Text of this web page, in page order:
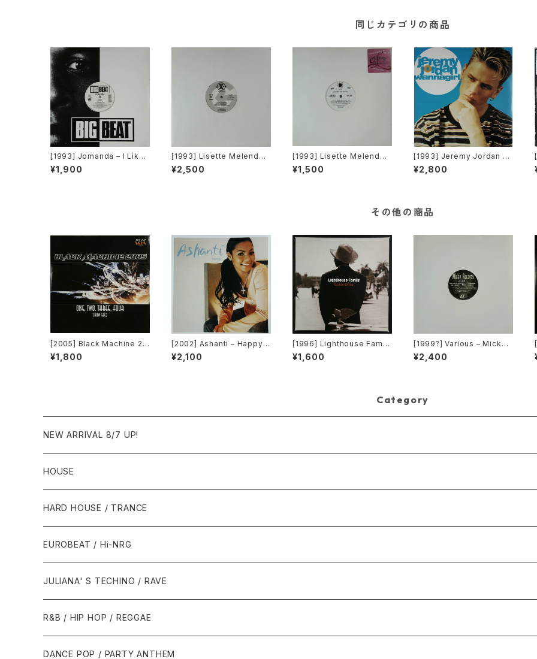
同じカテゴリの商品
[1993] Jomanda – I Like I
t [Big Beat]
¥1,900
[1993] Lisette Melendez
/ The Puppies – Goody G
oody / Funky Y-2-C / Da
¥2,500
[1993] Lisette Melendez
– Will You Ever Save Me
[Chaos Recordings][PRO
¥1,500
[1993] Jeremy Jordan –
Wannagirl [Giant Record
s]
¥2,800
その他の商品
[2005] Black Machine 20
05 – One, Two, Three, F
our (How Gee) [PLM Rec
¥1,800
[2002] Ashanti – Happy
[Murder Inc Records]
¥2,100
[1996] Lighthouse Famil
y – Ocean Drive [Wildcar
d]
¥1,600
[1999?] Various – Micky
Records Vol.41 [Micky R
ecords.][PROMO]
¥2,400
Category
NEW ARRIVAL 8/7 UP!
HOUSE
1980年代
1987年・以前
1988年
1990年代
1990年
1991年
2000年代
2000年
2001年
2010年代
2010年
HARD HOUSE / TRANCE
1990年代
1994年・以前
1995年
2000年代
2000年
2001年
EUROBEAT / Hi-NRG
1980年代
1986年・以前
1987年
1990年代
1990年
2000年代
JULIANA' S TECHINO / RAVE
1990年代
1990年
2000年代
R&B / HIP HOP / REGGAE
1980年代
DANCE POP / PARTY ANTHEM